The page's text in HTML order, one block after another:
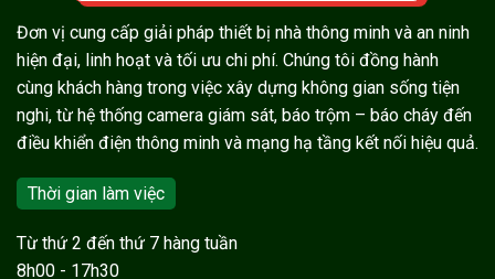
Đơn vị cung cấp giải pháp thiết bị nhà thông minh và an ninh
hiện đại, linh hoạt và tối ưu chi phí. Chúng tôi đồng hành
cùng khách hàng trong việc xây dựng không gian sống tiện
nghi, từ hệ thống camera giám sát, báo trộm – báo cháy đến
điều khiển điện thông minh và mạng hạ tầng kết nối hiệu quả.
Thời gian làm việc
Từ thứ 2 đến thứ 7 hàng tuần
8h00 - 17h30